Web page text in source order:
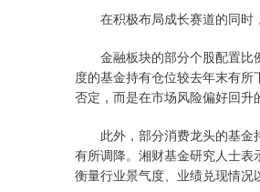
在积极布局成长赛道的同时，
金融板块的部分个股配置比
度的基金持有仓位较去年末有
否定，而是在市场风险偏好回升
此外，部分消费龙头的基金
有所调降。湘财基金研究人士
衡量行业景气度、业绩兑现情况
1.02% 深证成指